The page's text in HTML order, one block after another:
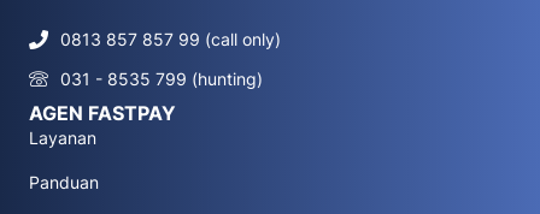
0813 857 857 99 (call only)
031 - 8535 799 (hunting)
AGEN FASTPAY
Layanan
Panduan